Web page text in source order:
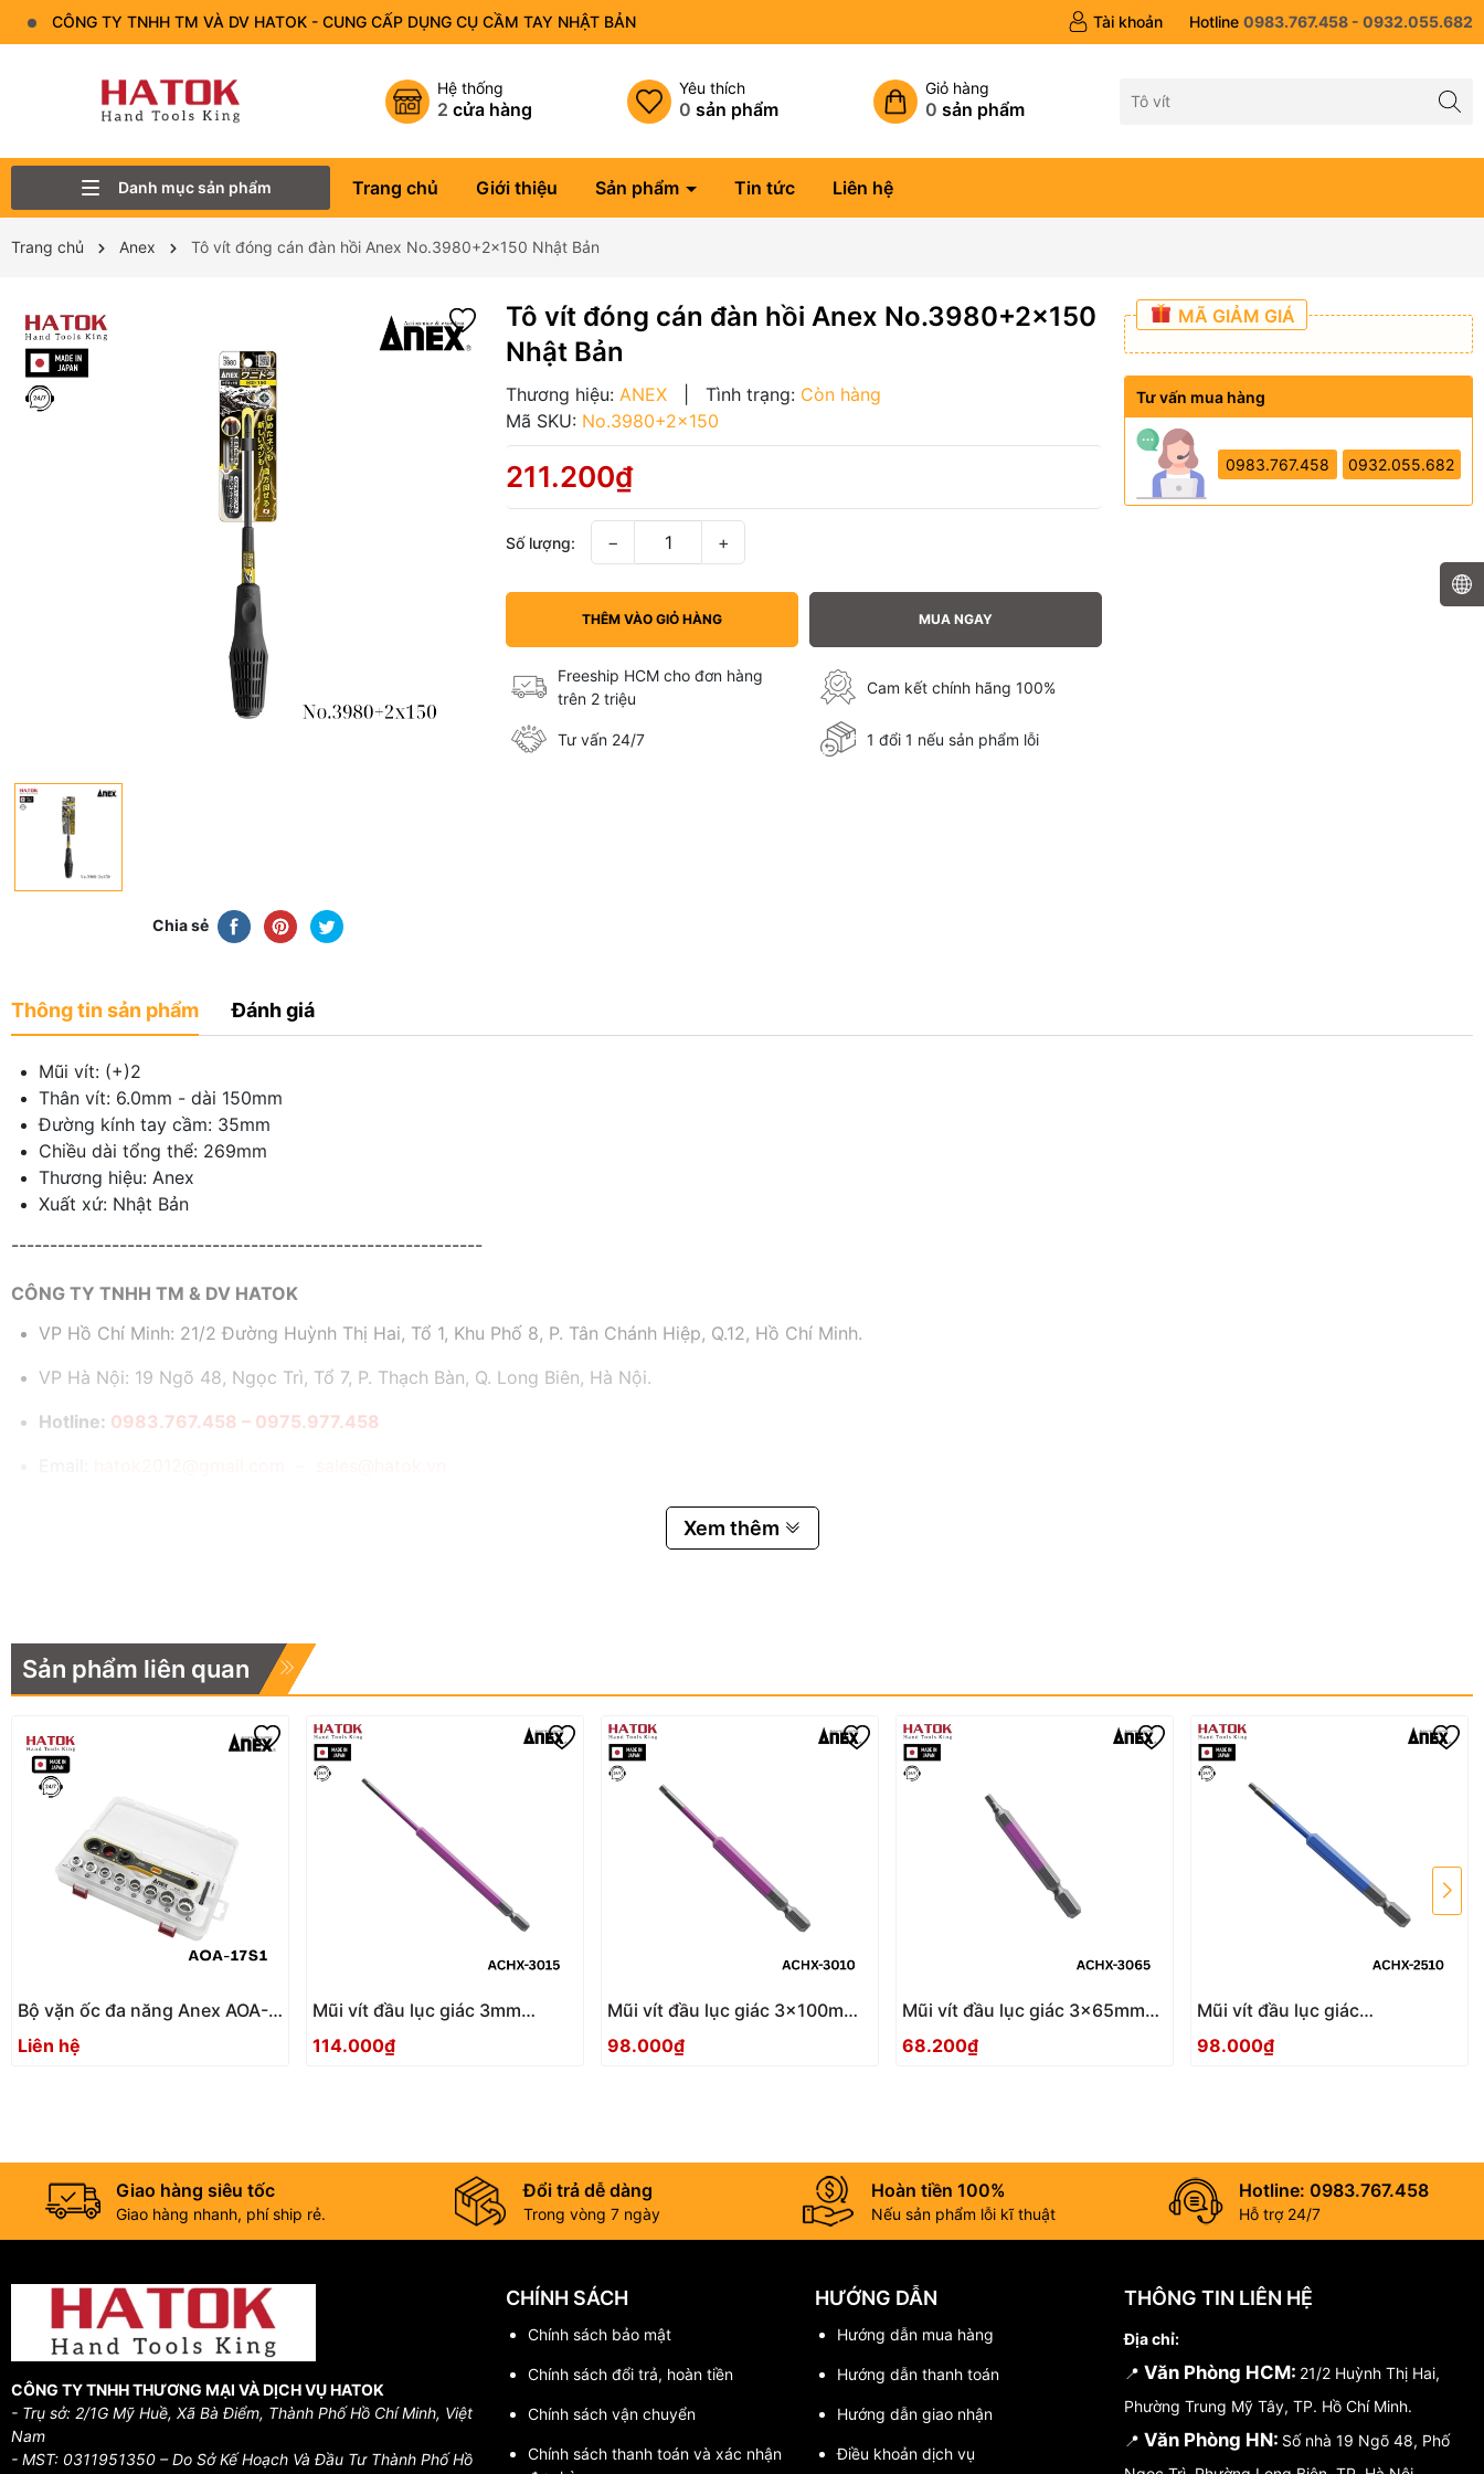
CÔNG TY TNHH TM VÀ DV HATOK - CUNG CẤP DỤNG CỤ CẦM TAY NHẬT BẢN Tài khoản Hotline 0983.767.458 - 0932.055.682
Hệ thống
2 cửa hàng
Yêu thích
0 sản phẩm
Giỏ hàng
0 sản phẩm
Danh mục sản phẩm Trang chủ Giới thiệu Sản phẩm Tin tức Liên hệ
Trang chủ Anex Tô vít đóng cán đàn hồi Anex No.3980+2x150 Nhật Bản
Chia sẻ
Tô vít đóng cán đàn hồi Anex No.3980+2x150
Nhật Bản
Thương hiệu: ANEX Tình trạng: Còn hàng
Mã SKU: No.3980+2x150
211.200₫
Số lượng: − +
THÊM VÀO GIỎ HÀNG MUA NGAY
Freeship HCM cho đơn hàng
trên 2 triệu
Cam kết chính hãng 100%
Tư vấn 24/7 1 đổi 1 nếu sản phẩm lỗi
MÃ GIẢM GIÁ
Tư vấn mua hàng
0983.767.458 0932.055.682
Thông tin sản phẩm Đánh giá
Mũi vít: (+)2
Thân vít: 6.0mm - dài 150mm
Đường kính tay cầm: 35mm
Chiều dài tổng thể: 269mm
Thương hiệu: Anex
Xuất xứ: Nhật Bản
-------------------------------------------------------------
CÔNG TY TNHH TM & DV HATOK
VP Hồ Chí Minh: 21/2 Đường Huỳnh Thị Hai, Tổ 1, Khu Phố 8, P. Tân Chánh Hiệp, Q.12, Hồ Chí Minh.
VP Hà Nội: 19 Ngõ 48, Ngọc Trì, Tổ 7, P. Thạch Bàn, Q. Long Biên, Hà Nội.
Hotline: 0983.767.458 – 0975.977.458
Xem thêm
Sản phẩm liên quan
Bộ vặn ốc đa năng Anex AOA-
17S1 Nhật Bản
Liên hệ
Mũi vít đầu lục giác 3mm
ACHX-3015 Anex
114.000₫
Mũi vít đầu lục giác 3x100mm
ACHX-3010 Anex
98.000₫
Mũi vít đầu lục giác 3x65mm
ACHX-3065 Anex
68.200₫
Mũi vít đầu lục giác
2.5x100mm ACHX-2510 Anex
98.000₫
Giao hàng siêu tốc
Giao hàng nhanh, phí ship rẻ.
Đổi trả dễ dàng
Trong vòng 7 ngày
Hoàn tiền 100%
Nếu sản phẩm lỗi kĩ thuật
Hotline: 0983.767.458
Hỗ trợ 24/7
CÔNG TY TNHH THƯƠNG MẠI VÀ DỊCH VỤ HATOK
- Trụ sở: 2/1G Mỹ Huề, Xã Bà Điểm, Thành Phố Hồ Chí Minh, Việt
Nam
- MST: 0311951350 – Do Sở Kế Hoạch Và Đầu Tư Thành Phố Hồ
CHÍNH SÁCH
Chính sách bảo mật
Chính sách đổi trả, hoàn tiền
Chính sách vận chuyển
Chính sách thanh toán và xác nhận
HƯỚNG DẪN
Hướng dẫn mua hàng
Hướng dẫn thanh toán
Hướng dẫn giao nhận
Điều khoản dịch vụ
THÔNG TIN LIÊN HỆ
Địa chỉ:
📍 Văn Phòng HCM: 21/2 Huỳnh Thị Hai,
Phường Trung Mỹ Tây, TP. Hồ Chí Minh.
📍 Văn Phòng HN: Số nhà 19 Ngõ 48, Phố